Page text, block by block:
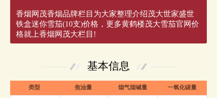
香烟网茂香烟品牌栏目为大家整理介绍茂大世家盛世
铁盒迷你雪茄(10支)价格，更多黄鹤楼茂大雪茄官网价
格就上香烟网茂大栏目!
基本信息
类型 焦油量 烟气烟碱量 一氧化碳量